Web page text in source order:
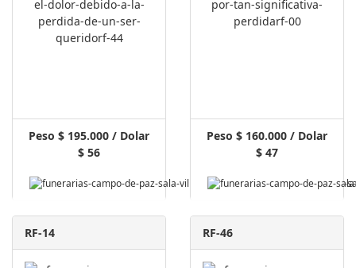
Peso $ 195.000 / Dolar
$ 56
Peso $ 160.000 / Dolar
$ 47
RF-14 RF-46